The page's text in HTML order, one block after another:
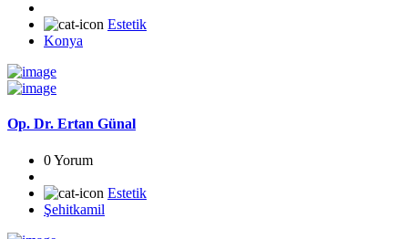
Estetik
Konya
Op. Dr. Ertan Günal
0 Yorum
Estetik
Şehitkamil